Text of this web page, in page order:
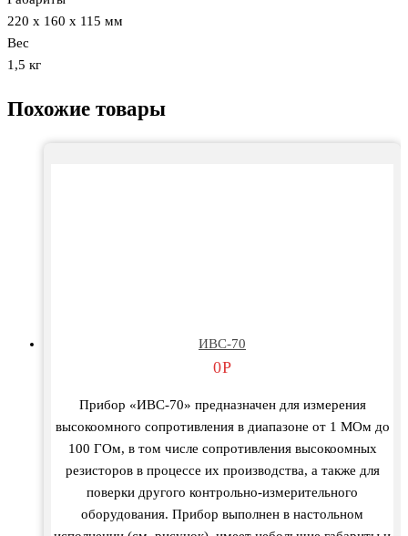
220 х 160 х 115 мм
Вес
1,5 кг
Похожие товары
ИВС-70
0Р
Прибор «ИВС-70» предназначен для измерения
высокоомного сопротивления в диапазоне от 1 МОм до
100 ГОм, в том числе сопротивления высокоомных
резисторов в процессе их производства, а также для
поверки другого контрольно-измерительного
оборудования. Прибор выполнен в настольном